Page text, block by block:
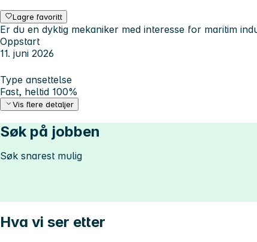
Lagre favoritt
Er du en dyktig mekaniker med interesse for maritim
Oppstart
11. juni 2026
Type ansettelse
Fast, heltid 100%
Vis flere detaljer
Søk på jobben
Søk snarest mulig
Hva vi ser etter